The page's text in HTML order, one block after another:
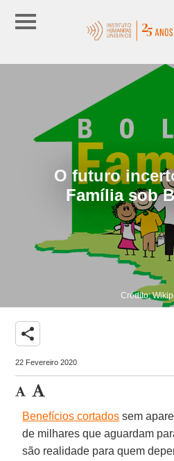
O futuro
Família sob
Crédito:
share
22 Fevereiro 2020
Benefícios cortados sem
de milhares que aguardam
são realidade para quem